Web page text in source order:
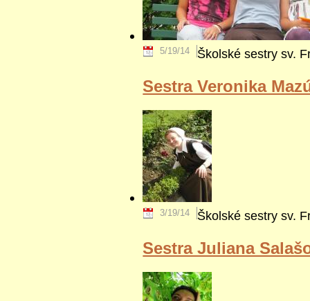
Školské sestry sv.
5/19/14
Sestra Veronika
Školské sestry sv.
3/19/14
Sestra Juliana